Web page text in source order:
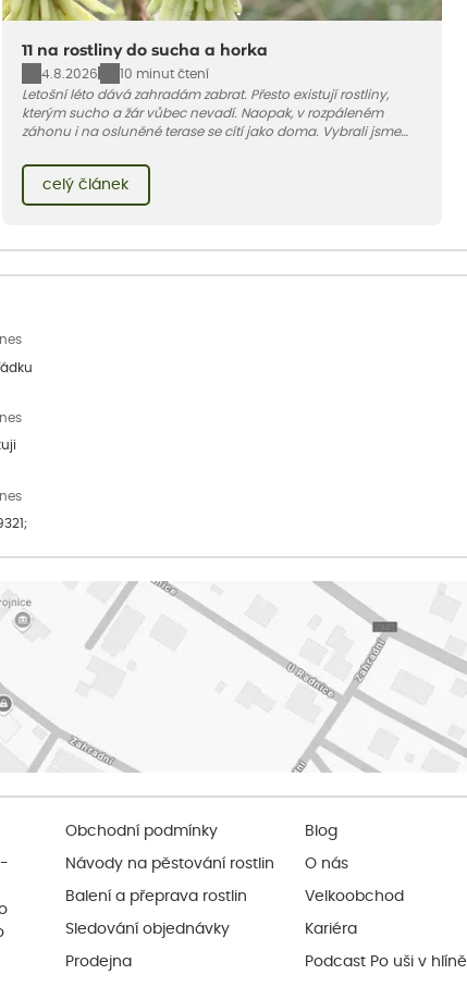
11 na rostliny do sucha a horka
4.8.2026
10 minut čtení
Letošní léto dává zahradám zabrat. Přesto existují rostliny,
kterým sucho a žár vůbec nevadí. Naopak, v rozpáleném
záhonu i na osluněné terase se cítí jako doma. Vybrali jsme
léto bez pravidelné zálivky. Pojďme se podívat, které to jsou.
celý článek
Obchodní podmínky
Návody na pěstování rostlin
Balení a přeprava rostlin
Sledování objednávky
Prodejna
Blog
O nás
Velkoobchod
Kariéra
Podcast Po uši v hlíně